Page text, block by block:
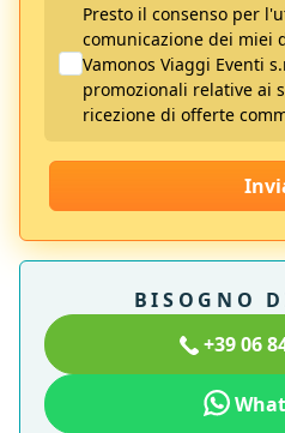
Presto il consenso per
comunicazione dei miei
Vamonos Viaggi Eventi
promozionali relative ai
ricezione di offerte
BISOGNO
+39 06